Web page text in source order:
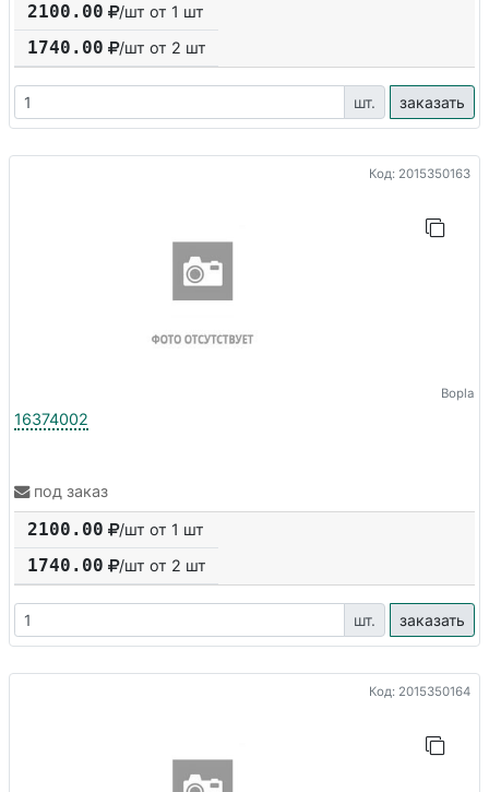
2100.00 /шт от 1 шт
1740.00 /шт от 2 шт
шт. заказать
Код: 2015350163
Bopla
16374002
под заказ
2100.00 /шт от 1 шт
1740.00 /шт от 2 шт
шт. заказать
Код: 2015350164